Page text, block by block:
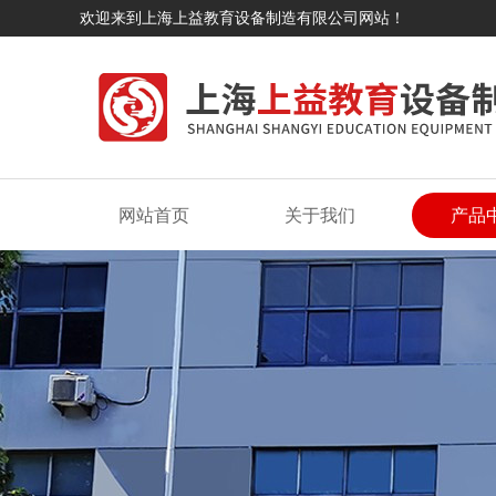
欢迎来到上海上益教育设备制造有限公司网站！
网站首页 关于我们 产品